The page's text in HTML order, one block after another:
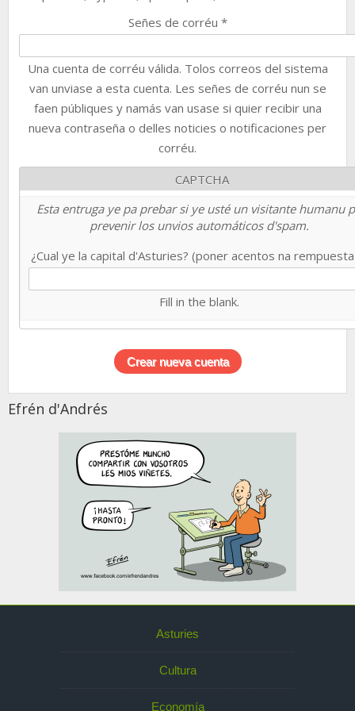
Señes de corréu *
Una cuenta de corréu válida. Tolos correos del sistema
van unviase a esta cuenta. Les señes de corréu nun se
faen públiques y namás van usase si quier recibir una
nueva contraseña o delles noticies o notificaciones per
corréu.
CAPTCHA
Esta entruga ye pa prebar si ye usté un visitante humanu
prevenir los unvios automáticos d'spam.
¿Cual ye la capital d'Asturies? (poner acentos na
Fill in the blank.
Efrén d'Andrés
Asturies
Cultura
Economía